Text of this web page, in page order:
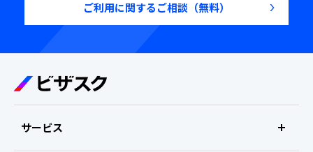
ご利用に関するご相談（無料）
サービス